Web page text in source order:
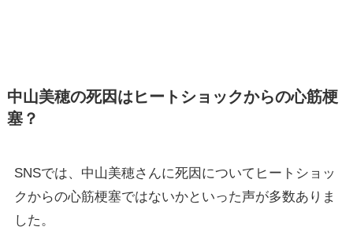
中山美穂の死因はヒートショックからの心筋梗
塞？
SNSでは、中山美穂さんに死因についてヒートショッ
クからの心筋梗塞ではないかといった声が多数ありま
した。